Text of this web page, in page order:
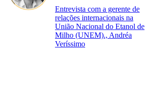
Entrevista com a gerente de
relações internacionais na
União Nacional do Etanol de
Milho (UNEM)., Andréa
Veríssimo